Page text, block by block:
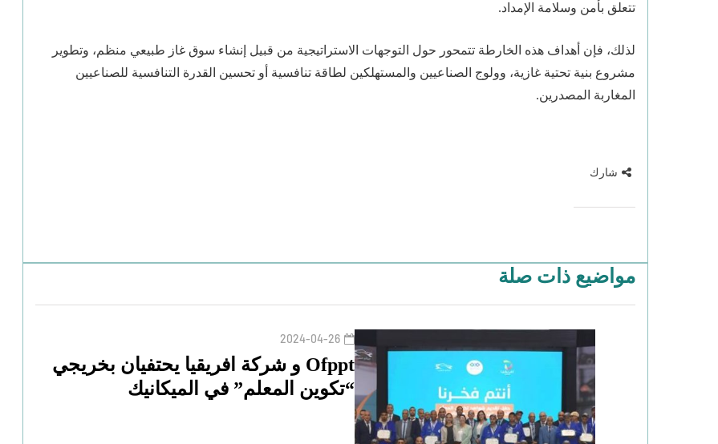
تتعلق بأمن وسلامة الإمداد.
لذلك، فإن أهداف هذه الخارطة تتمحور حول التوجهات الاستراتيجية من قبيل إنشاء سوق غاز طبيعي منظم، وتطوير
مشروع بنية تحتية غازية، وولوج الصناعيين والمستهلكين لطاقة تنافسية أو تحسين القدرة التنافسية للصناعيين
المغاربة المصدرين.
شارك
مواضيع ذات صلة
2024-04-26
Ofppt و شركة افريقيا يحتفيان بخريجي
“تكوين المعلم” في الميكانيك